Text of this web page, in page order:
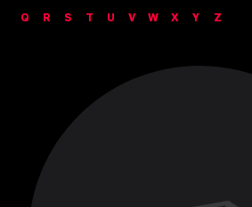
Q
R S T U V W X Y Z